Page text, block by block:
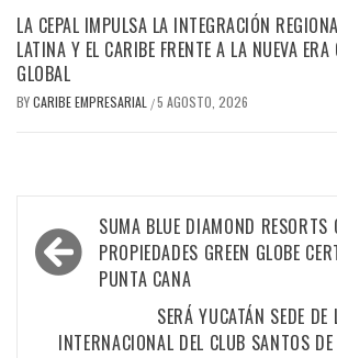
LA CEPAL IMPULSA LA INTEGRACIÓN
LATINA Y EL CARIBE FRENTE A LA NUEVA ERA
GLOBAL
BYCARIBE EMPRESARIAL /5 AGOSTO, 2026
Navegación
de
entradas
SUMA BLUE DIAMOND RESORTS
PROPIEDADES GREEN GLOBE
PUNTA CANA
SERÁ YUCATÁN SEDE DE
INTERNACIONAL DEL CLUB SANTOS